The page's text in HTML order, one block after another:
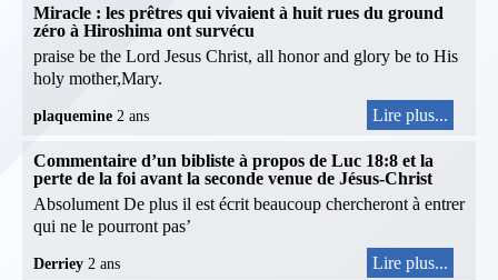
Miracle : les prêtres qui vivaient à huit rues du ground
zéro à Hiroshima ont survécu
praise be the Lord Jesus Christ, all honor and glory be to His
holy mother,Mary.
plaquemine 2 ans Lire plus...
Commentaire d’un bibliste à propos de Luc 18:8 et la
perte de la foi avant la seconde venue de Jésus-Christ
Absolument De plus il est écrit beaucoup chercheront à entrer
qui ne le pourront pas’
Derriey 2 ans Lire plus...